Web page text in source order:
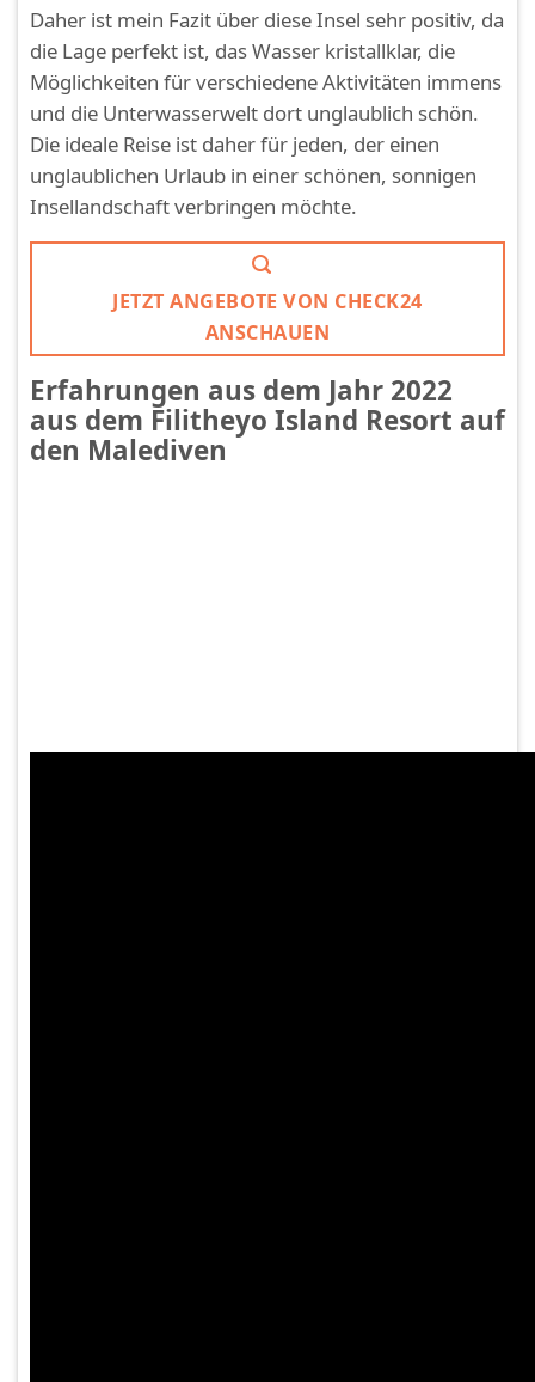
Daher ist mein Fazit über diese Insel sehr positiv, da
die Lage perfekt ist, das Wasser kristallklar, die
Möglichkeiten für verschiedene Aktivitäten immens
und die Unterwasserwelt dort unglaublich schön.
Die ideale Reise ist daher für jeden, der einen
unglaublichen Urlaub in einer schönen, sonnigen
Insellandschaft verbringen möchte.
JETZT ANGEBOTE VON CHECK24
ANSCHAUEN
Erfahrungen aus dem Jahr 2022
aus dem Filitheyo Island Resort auf
den Malediven